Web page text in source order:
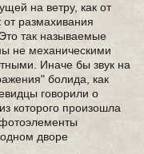
на ветру, как от
размахивания
так называемые
не механическими
Иначе бы звук на
болида, как
говорили о
которого произошла
дворе